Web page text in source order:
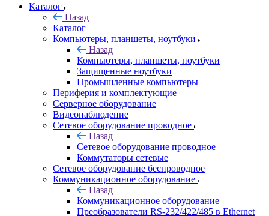
Каталог
Назад
Каталог
Компьютеры, планшеты, ноутбуки
Назад
Компьютеры, планшеты, ноутбуки
Защищенные ноутбуки
Промышленные компьютеры
Периферия и комплектующие
Серверное оборудование
Видеонаблюдение
Сетевое оборудование проводное
Назад
Сетевое оборудование проводное
Коммутаторы сетевые
Сетевое оборудование беспроводное
Коммуникационное оборудование
Назад
Коммуникационное оборудование
Преобразователи RS-232/422/485 в Ethernet